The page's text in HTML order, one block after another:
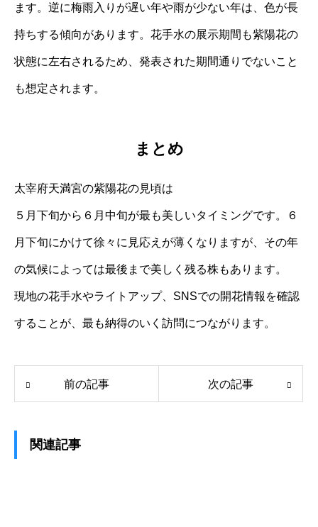
ます。逆に梅雨入りが遅い年や雨が少ない年は、色が長
持ちする傾向があります。花手水の展示期間も紫陽花の
状態に左右されるため、発表された期間通りでないこと
も想定されます。
まとめ
太宰府天満宮の紫陽花の見頃は
５月下旬から６月中旬が最も美しいタイミングです。６
月下旬にかけて徐々に見応えが薄くなりますが、その年
の気候によっては最後まで美しく残る株もあります。
現地の花手水やライトアップ、SNSでの開花情報を確認
することが、最も納得のいく訪問につながります。
前の記事 次の記事
関連記事